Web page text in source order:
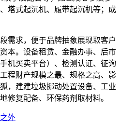
塔式起沉机、履带起沉机等；成
求，便于品牌抽象展现取客户
本。设备租赁、金融办事、后市
机买卖平台）、检测认证、征询
程财产规模之最、规格之高、影
，建建垃圾挪动处置设备、工业
修复配备、环保药剂取材料。
外